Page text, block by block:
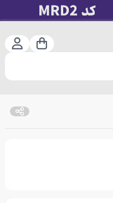
سبد